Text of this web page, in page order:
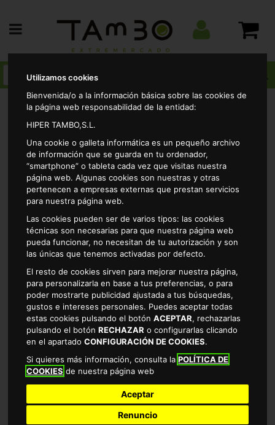
Utilizamos cookies
Bienvenida/o a la información básica sobre las cookies de
la página web responsabilidad de la entidad:
HIPER TAMBO,S.L.
Una cookie o galleta informática es un pequeño archivo
de información que se guarda en tu ordenador,
“smartphone” o tableta cada vez que visitas nuestra
página web. Algunas cookies son nuestras y otras
pertenecen a empresas externas que prestan servicios
para nuestra página web.
Las cookies pueden ser de varios tipos: las cookies
técnicas son necesarias para que nuestra página web
pueda funcionar, no necesitan de tu autorización y son
las únicas que tenemos activadas por defecto.
El resto de cookies sirven para mejorar nuestra página,
para personalizarla en base a tus preferencias, o para
poder mostrarte publicidad ajustada a tus búsquedas,
gustos e intereses personales. Puedes aceptar todas
estas cookies pulsando el botónACEPTAR, rechazarlas
pulsando el botónRECHAZAR o configurarlas clicando
en el apartadoCONFIGURACIÓN DE COOKIES.
Si quieres más información, consulta laPOLÍTICA DE
COOKIES de nuestra página web
Aceptar
Renuncio
Charcuteria
Pizza 4 quesos casa tarradellas pack-2x210gr